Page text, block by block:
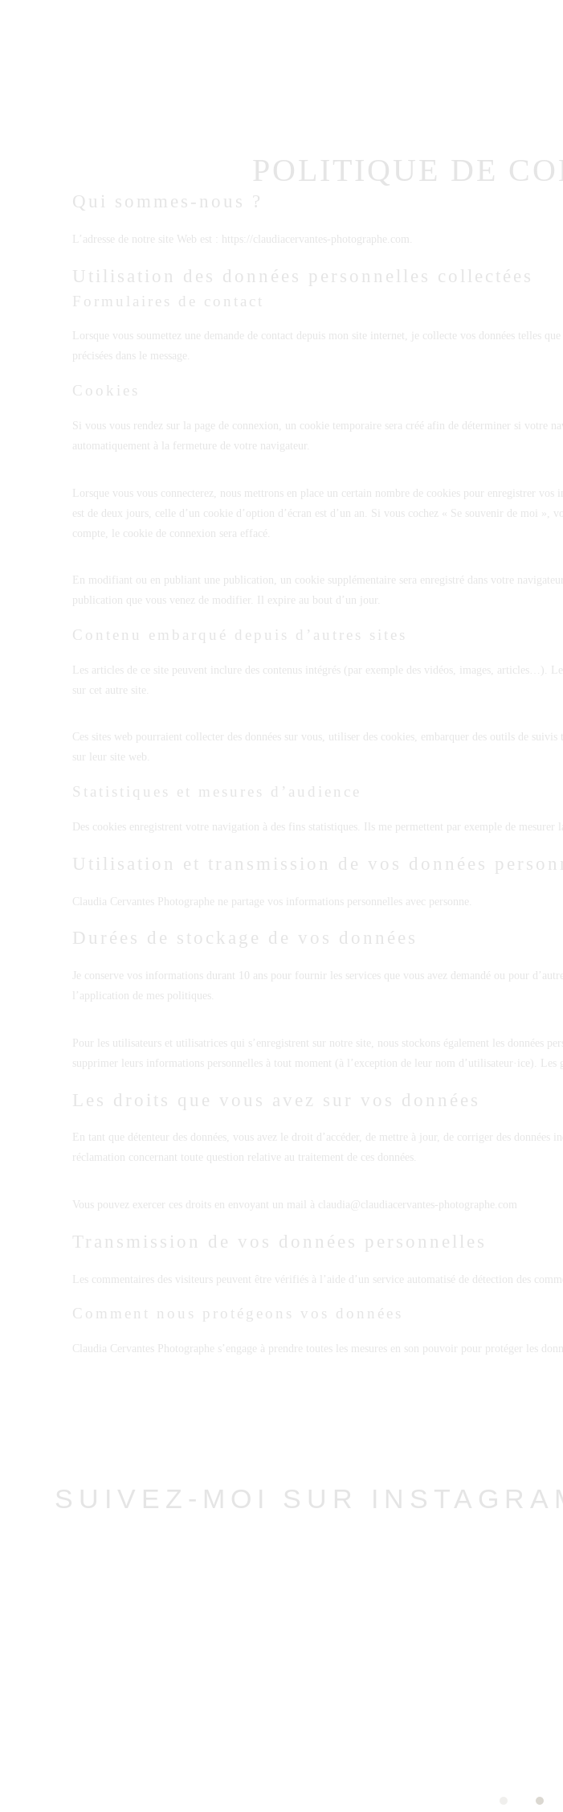
POLITIQUE DE
Qui sommes-nous ?
L’adresse de notre site Web est : https://claudiacervantes-photographe.com.
Utilisation des données personnelles collectées
Formulaires de contact
Lorsque vous soumettez une demande de contact depuis mon site internet, je collecte vos données telles
précisées dans le message.
Cookies
Si vous vous rendez sur la page de connexion, un cookie temporaire sera créé afin de déterminer si votre
automatiquement à la fermeture de votre navigateur.
Lorsque vous vous connecterez, nous mettrons en place un certain nombre de cookies pour enregistrer
est de deux jours, celle d’un cookie d’option d’écran est d’un an. Si vous cochez « Se souvenir de moi »,
compte, le cookie de connexion sera effacé.
En modifiant ou en publiant une publication, un cookie supplémentaire sera enregistré dans votre
publication que vous venez de modifier. Il expire au bout d’un jour.
Contenu embarqué depuis d’autres sites
Les articles de ce site peuvent inclure des contenus intégrés (par exemple des vidéos, images, articles…).
sur cet autre site.
Ces sites web pourraient collecter des données sur vous, utiliser des cookies, embarquer des outils de
sur leur site web.
Statistiques et mesures d’audience
Des cookies enregistrent votre navigation à des fins statistiques. Ils me permettent par exemple de
Utilisation et transmission de vos données
Claudia Cervantes Photographe ne partage vos informations personnelles avec personne.
Durées de stockage de vos données
Je conserve vos informations durant 10 ans pour fournir les services que vous avez demandé ou pour
l’application de mes politiques.
Pour les utilisateurs et utilisatrices qui s’enregistrent sur notre site, nous stockons également les
supprimer leurs informations personnelles à tout moment (à l’exception de leur nom d’utilisateur·ice).
Les droits que vous avez sur vos données
En tant que détenteur des données, vous avez le droit d’accéder, de mettre à jour, de corriger des données
réclamation concernant toute question relative au traitement de ces données.
Vous pouvez exercer ces droits en envoyant un mail à claudia@claudiacervantes-photographe.com
Transmission de vos données personnelles
Les commentaires des visiteurs peuvent être vérifiés à l’aide d’un service automatisé de détection des
Comment nous protégeons vos données
Claudia Cervantes Photographe s’engage à prendre toutes les mesures en son pouvoir pour protéger les
SUIVEZ-MOI SUR